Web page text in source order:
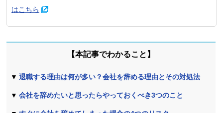
はこちら
本記事でわかること
退職する理由は何が多い？会社を辞める理由とその対処法
会社を辞めたいと思ったらやっておくべき3つのこと